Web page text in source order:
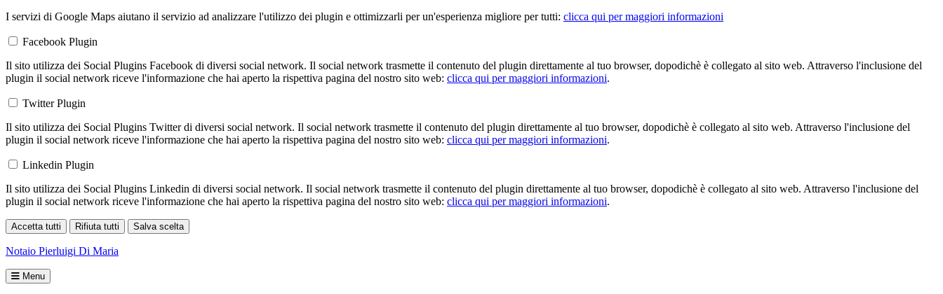
I servizi di Google Maps aiutano il servizio ad analizzare l'utilizzo dei plugin e ottimizzarli per un'esperienza migliore per tutti: clicca qui per maggiori informazioni
Facebook Plugin
Il sito utilizza dei Social Plugins Facebook di diversi social network. Il social network trasmette il contenuto del plugin direttamente al tuo browser, dopodichè è collegato al sito web. Attraverso l'inclusione del
plugin il social network riceve l'informazione che hai aperto la rispettiva pagina del nostro sito web: clicca qui per maggiori informazioni.
Twitter Plugin
Il sito utilizza dei Social Plugins Twitter di diversi social network. Il social network trasmette il contenuto del plugin direttamente al tuo browser, dopodichè è collegato al sito web. Attraverso l'inclusione del
plugin il social network riceve l'informazione che hai aperto la rispettiva pagina del nostro sito web: clicca qui per maggiori informazioni.
Linkedin Plugin
Il sito utilizza dei Social Plugins Linkedin di diversi social network. Il social network trasmette il contenuto del plugin direttamente al tuo browser, dopodichè è collegato al sito web. Attraverso l'inclusione del
plugin il social network riceve l'informazione che hai aperto la rispettiva pagina del nostro sito web: clicca qui per maggiori informazioni.
Accetta tutti Rifiuta tutti Salva scelta
Notaio Pierluigi Di Maria
Menu